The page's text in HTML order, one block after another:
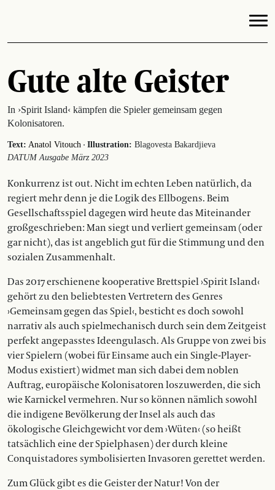
Gute alte Geister
In ›Spirit Island‹ kämpfen die Spieler gemeinsam gegen
Kolonisatoren.
Text: Anatol Vitouch · Illustration: Blagovesta Bakardjieva
DATUM Ausgabe März 2023
Konkurrenz ist out. Nicht im echten Leben natürlich, da
regiert mehr denn je die Logik des Ellbogens. Beim
Gesellschaftsspiel dagegen wird heute das Miteinander
großgeschrieben: Man siegt und verliert gemeinsam (oder
gar nicht), das ist angeblich gut für die Stimmung und den
sozialen Zusammenhalt.
Das 2017 erschienene kooperative Brettspiel ›Spirit Island‹
gehört zu den beliebtesten Vertretern des Genres
›Gemeinsam gegen das Spiel‹, besticht es doch sowohl
narrativ als auch spielmechanisch durch sein dem Zeitgeist
perfekt angepasstes Ideengulasch. Als Gruppe von zwei bis
vier Spielern (wobei für Einsame auch ein Single-Player-
Modus existiert) widmet man sich dabei dem noblen
Auftrag, europäische Kolonisatoren loszuwerden, die sich
wie Karnickel vermehren. Nur so können nämlich sowohl
die indigene Bevölkerung der Insel als auch das
ökologische Gleichgewicht vor dem ›Wüten‹ (so heißt
tatsächlich eine der Spielphasen) der durch kleine
Conquistadores symbolisierten Invasoren gerettet werden.
Zum Glück gibt es die Geister der Natur! Von der